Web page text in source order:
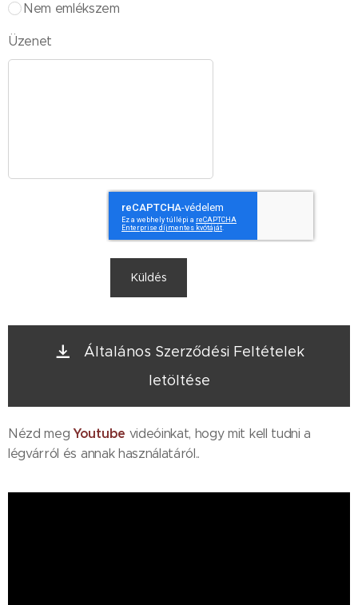
Nem emlékszem
Üzenet
Küldés
Általános Szerződési Feltételek
letöltése
Nézd megYoutube videóinkat, hogy mit kell tudni a
légvárról és annak használatáról..